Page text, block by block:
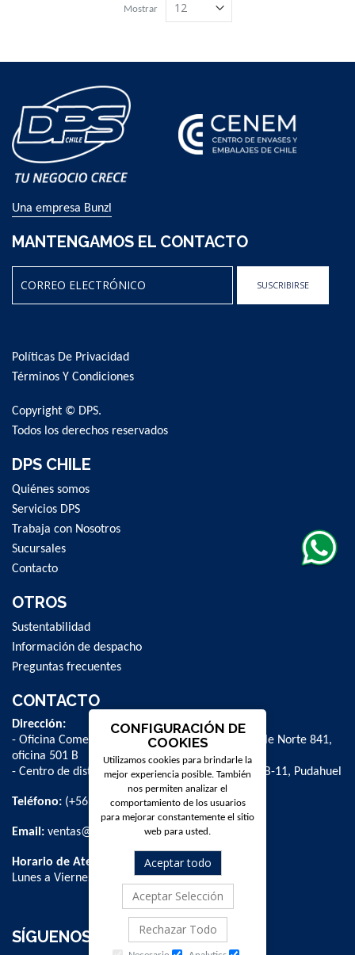
Mostrar
Una empresa Bunzl
MANTENGAMOS EL CONTACTO
Our
Newsletter:
SUSCRIBIRSE
Políticas De Privacidad
Términos Y Condiciones
Copyright © DPS.
Todos los derechos reservados
DPS CHILE
Quiénes somos
Servicios DPS
Trabaja con Nosotros
Sucursales
Contacto
OTROS
Sustentabilidad
Información de despacho
Preguntas frecuentes
CONTACTO
Dirección:
- Oficina Comercial y administrativa: Avenida Valle Norte 841,
oficina 501 B
- Centro de distribución: La Farfana 500, bodega B-11, Pudahuel
Teléfono: (+56 2) 2 584 8900
Email: ventas@dpschile.cl
Horario de Atención:
Lunes a Viernes / 09:00 a 16:00 hrs
SÍGUENOS
CONFIGURACIÓN DE
COOKIES
Utilizamos cookies para brindarle la
mejor experiencia posible. También
nos permiten analizar el
comportamiento de los usuarios
para mejorar constantemente el sitio
web para usted.
Aceptar todo
Aceptar Selección
Rechazar Todo